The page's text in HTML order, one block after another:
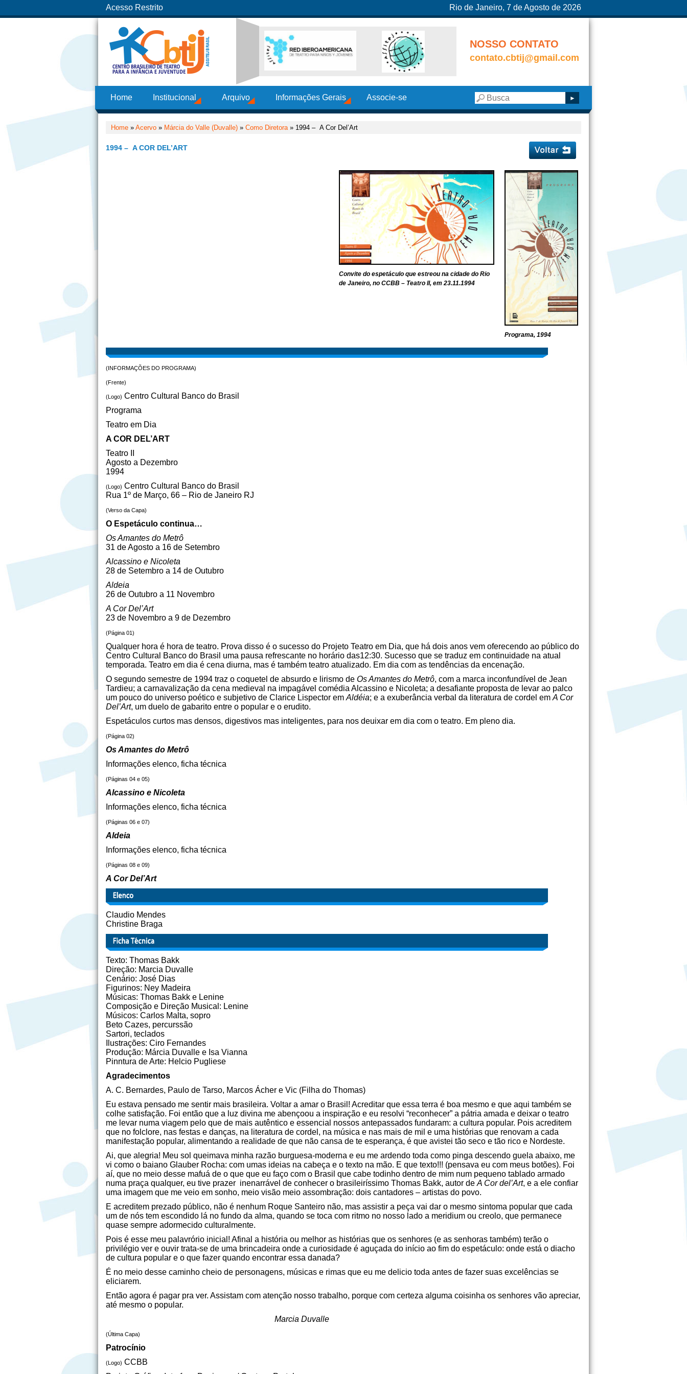
Acesso Restrito Rio de Janeiro, 7 de Agosto de 2026
NOSSO CONTATO
contato.cbtij@gmail.com
Home Institucional Arquivo Informações Gerais Associe-se
Home » Acervo » Márcia do Valle (Duvalle) » Como Diretora» 1994 – A Cor Del’Art
1994 – A COR DEL’ART
Programa, 1994
Convite do espetáculo que estreou na cidade do Rio
de Janeiro, no CCBB – Teatro II, em 23.11.1994
(INFORMAÇÕES DO PROGRAMA)
(Frente)
(Logo) Centro Cultural Banco do Brasil
Programa
Teatro em Dia
A COR DEL’ART
Teatro II
Agosto a Dezembro
1994
(Logo) Centro Cultural Banco do Brasil
Rua 1º de Março, 66 – Rio de Janeiro RJ
(Verso da Capa)
O Espetáculo continua…
Os Amantes do Metrô
31 de Agosto a 16 de Setembro
Alcassino e Nicoleta
28 de Setembro a 14 de Outubro
Aldeia
26 de Outubro a 11 Novembro
A Cor Del’Art
23 de Novembro a 9 de Dezembro
(Página 01)
Qualquer hora é hora de teatro. Prova disso é o sucesso do Projeto Teatro em Dia, que há dois anos vem oferecendo ao público do
Centro Cultural Banco do Brasil uma pausa refrescante no horário das12:30. Sucesso que se traduz em continuidade na atual
temporada. Teatro em dia é cena diurna, mas é também teatro atualizado. Em dia com as tendências da encenação.
O segundo semestre de 1994 traz o coquetel de absurdo e lirismo de Os Amantes do Metrô, com a marca inconfundível de Jean
Tardieu; a carnavalização da cena medieval na impagável comédia Alcassino e Nicoleta; a desafiante proposta de levar ao palco
um pouco do universo poético e subjetivo de Clarice Lispector em Aldéia; e a exuberância verbal da literatura de cordel em A Cor
Del’Art, um duelo de gabarito entre o popular e o erudito.
Espetáculos curtos mas densos, digestivos mas inteligentes, para nos deuixar em dia com o teatro. Em pleno dia.
(Página 02)
Os Amantes do Metrô
Informações elenco, ficha técnica
(Páginas 04 e 05)
Alcassino e Nicoleta
Informações elenco, ficha técnica
(Páginas 06 e 07)
Aldeia
Informações elenco, ficha técnica
(Páginas 08 e 09)
A Cor Del’Art
Claudio Mendes
Christine Braga
Texto: Thomas Bakk
Direção: Marcia Duvalle
Cenário: José Dias
Figurinos: Ney Madeira
Músicas: Thomas Bakk e Lenine
Composição e Direção Musical: Lenine
Músicos: Carlos Malta, sopro
Beto Cazes, percurssão
Sartori, teclados
Ilustrações: Ciro Fernandes
Produção: Márcia Duvalle e Isa Vianna
Pinntura de Arte: Helcio Pugliese
Agradecimentos
A. C. Bernardes, Paulo de Tarso, Marcos Ácher e Vic (Filha do Thomas)
Eu estava pensado me sentir mais brasileira. Voltar a amar o Brasil! Acreditar que essa terra é boa mesmo e que aqui também se
colhe satisfação. Foi então que a luz divina me abençoou a inspiração e eu resolvi “reconhecer” a pátria amada e deixar o teatro
me levar numa viagem pelo que de mais autêntico e essencial nossos antepassados fundaram: a cultura popular. Pois acreditem
que no folclore, nas festas e danças, na literatura de cordel, na música e nas mais de mil e uma histórias que renovam a cada
manifestação popular, alimentando a realidade de que não cansa de te esperança, é que avistei tão seco e tão rico e Nordeste.
Ai, que alegria! Meu sol queimava minha razão burguesa-moderna e eu me ardendo toda como pinga descendo guela abaixo, me
vi como o baiano Glauber Rocha: com umas ideias na cabeça e o texto na mão. E que texto!!! (pensava eu com meus botões). Foi
aí, que no meio desse mafuá de o que que eu faço com o Brasil que cabe todinho dentro de mim num pequeno tablado armado
numa praça qualquer, eu tive prazer inenarrável de conhecer o brasileiríssimo Thomas Bakk, autor de A Cor del’Art, e a ele confiar
uma imagem que me veio em sonho, meio visão meio assombração: dois cantadores – artistas do povo.
E acreditem prezado público, não é nenhum Roque Santeiro não, mas assistir a peça vai dar o mesmo sintoma popular que cada
um de nós tem escondido lá no fundo da alma, quando se toca com ritmo no nosso lado a meridium ou creolo, que permanece
quase sempre adormecido culturalmente.
Pois é esse meu palavrório inicial! Afinal a história ou melhor as histórias que os senhores (e as senhoras também) terão o
privilégio ver e ouvir trata-se de uma brincadeira onde a curiosidade é aguçada do início ao fim do espetáculo: onde está o diacho
de cultura popular e o que fazer quando encontrar essa danada?
É no meio desse caminho cheio de personagens, músicas e rimas que eu me delicio toda antes de fazer suas excelências se
eliciarem.
Então agora é pagar pra ver. Assistam com atenção nosso trabalho, porque com certeza alguma coisinha os senhores vão apreciar,
até mesmo o popular.
Marcia Duvalle
(Última Capa)
Patrocínio
(Logo) CCBB